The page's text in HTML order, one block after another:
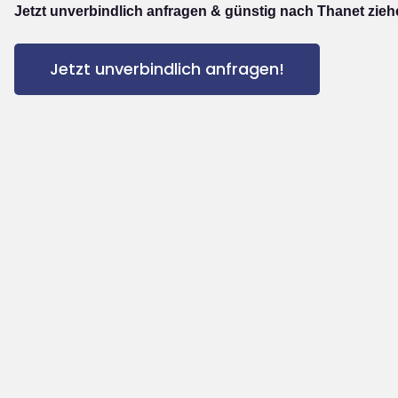
Jetzt unverbindlich anfragen & günstig nach Thanet
Jetzt unverbindlich anfragen!